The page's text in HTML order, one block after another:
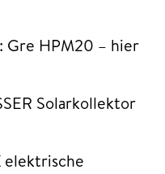
Gre HPM20 – hier
Solarkollektor
elektrische